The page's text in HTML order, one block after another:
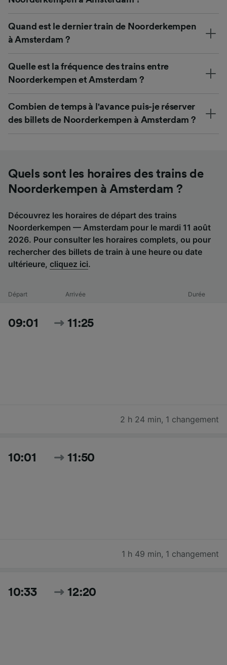
Quand est le dernier train de Noorderkempen
à Amsterdam ?
Quelle est la fréquence des trains entre
Noorderkempen et Amsterdam ?
Combien de temps à l'avance puis-je réserver
des billets de Noorderkempen à Amsterdam ?
Quels sont les horaires des trains de
Noorderkempen à Amsterdam ?
Découvrez les horaires de départ des trains
Noorderkempen — Amsterdam pour le mardi 11 août
2026. Pour consulter les horaires complets, ou pour
rechercher des billets de train à une heure ou date
ultérieure, cliquez ici.
Départ Arrivée Durée
09:01 11:25
2 h 24 min, 1 changement
10:01 11:50
1 h 49 min, 1 changement
10:33 12:20